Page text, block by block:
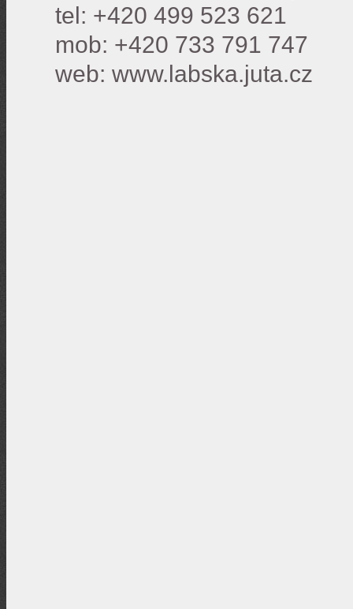
tel: +420 499 523 621
mob: +420 733 791 747
web: www.labska.juta.cz